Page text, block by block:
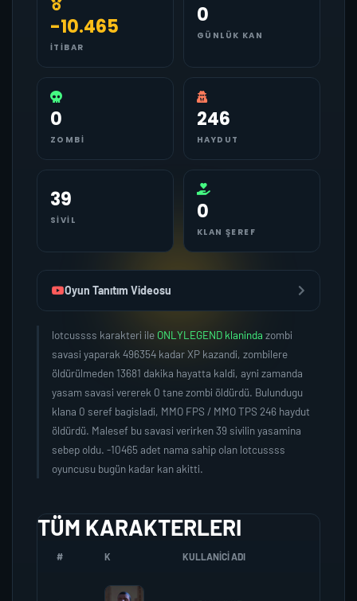
-10.465
İTIBAR
0
GÜNLÜK KAN
0
ZOMBI
246
HAYDUT
39
SIVIL 0
KLAN ŞEREF
Oyun Tanıtım Videosu
lotcussss karakteri ile ONLYLEGEND klaninda zombi
savasi yaparak 496354 kadar XP kazandi, zombilere
öldürülmeden 13681 dakika hayatta kaldi, ayni zamanda
yasam savasi vererek 0 tane zombi öldürdü. Bulundugu
klana 0 seref bagisladi, MMO FPS / MMO TPS 246 haydut
öldürdü. Malesef bu savasi verirken 39 sivilin yasamina
sebep oldu. -10465 adet nama sahip olan lotcussss
oyuncusu bugün kadar kan akitti.
TÜM KARAKTERLERI
# K KULLANICI ADI